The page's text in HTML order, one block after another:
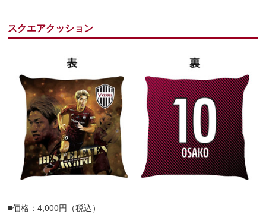
スクエアクッション
■価格：4,000円（税込）